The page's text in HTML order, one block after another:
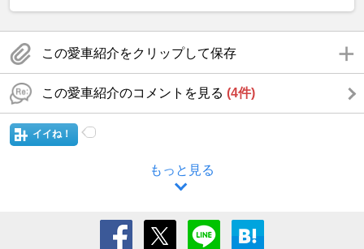
この愛車紹介をクリップして保存
この愛車紹介のコメントを見る (4件)
イイね！
もっと見る